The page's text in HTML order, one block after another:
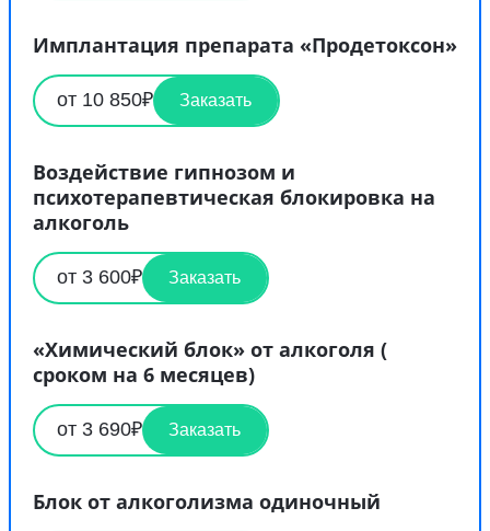
Имплантация препарата «Продетоксон»
от 10 850₽ Заказать
Воздействие гипнозом и
психотерапевтическая блокировка на
алкоголь
от 3 600₽ Заказать
«Химический блок» от алкоголя (
сроком на 6 месяцев)
от 3 690₽ Заказать
Блок от алкоголизма одиночный